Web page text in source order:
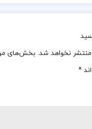
این کتاب به خوبی به
میاموتو
نخواهد شد. بخش‌های
*